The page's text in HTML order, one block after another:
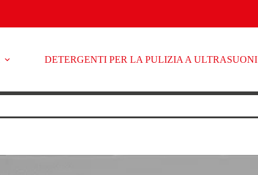
DETERGENTI PER LA PULIZIA A ULTRASUONI